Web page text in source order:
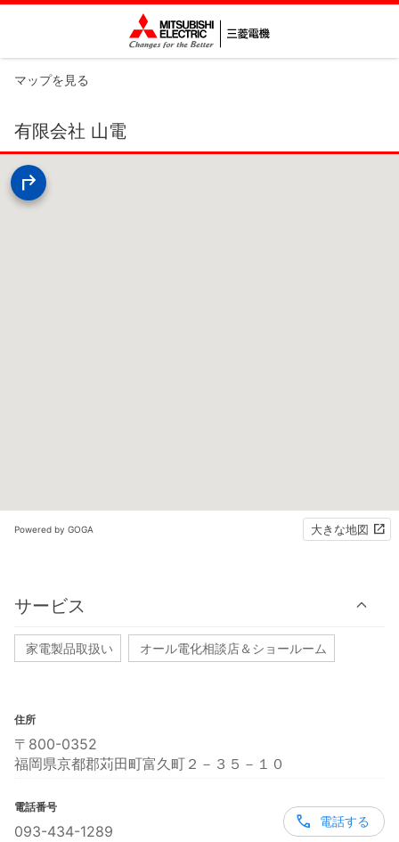
マップを見る
有限会社 山電
Powered by GOGA 大きな地図
サービス
家電製品取扱い オール電化相談店＆ショールーム
住所
〒800-0352
福岡県京都郡苅田町富久町２－３５－１０
電話番号
093-434-1289
電話する